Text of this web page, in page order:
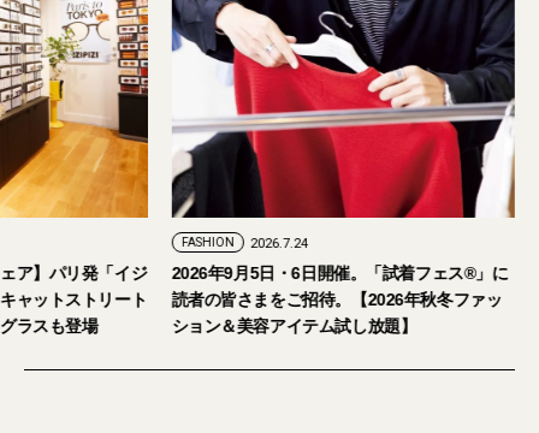
ア】パリ発「イジ
ャットストリート
ラスも登場
FASHION 2026.7.24
2026年9月5日・6日開催。「試着フェス®︎」に
読者の皆さまをご招待。【2026年秋冬ファッ
ション＆美容アイテム試し放題】